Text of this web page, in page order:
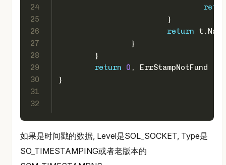
24
25
26
27
28
29
30
31
32
			}
return
		}
	}
return
0 , ErrStampNotFund
}
如果是时间戳的数据, Level是SOL_SOCKET, Type是
SO_TIMESTAMPING或者老版本的